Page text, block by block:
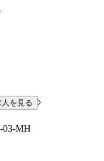
を見る
03-MH